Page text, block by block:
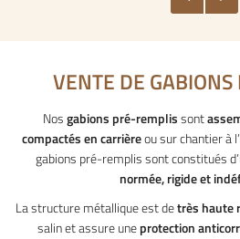
VENTE DE
Nosgabions pré-remplissont
compactés en carrièreou sur chantier à
gabions pré-remplis sont constitués
normée, rigide et
La structure métallique est detrès haute
salin et assure uneprotection